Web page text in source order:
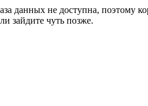
данных не доступна, поэтому
зайдите чуть позже.